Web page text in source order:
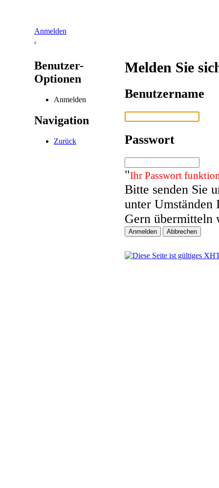
Anmelden
.
Benutzer-
Optionen
Anmelden
Navigation
Zurück
Melden Sie
Benutzername
Passwort
"Ihr Passwort
Bitte senden Sie
unter Umständen
Gern übermitteln